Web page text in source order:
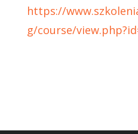
https://
g/course/